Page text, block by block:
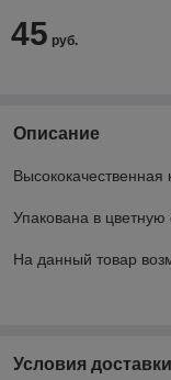
45 руб.
Описание
Упакована в
На данный товар
Условия доставки